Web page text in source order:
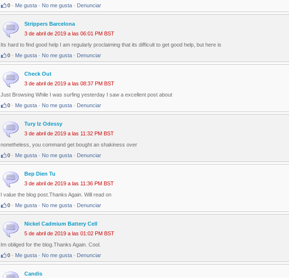
0 · Me gusta · No me gusta · Denunciar
Strippers Barcelona
3 de abril de 2019 a las 06:01 PM BST
Its hard to find good help I am regularly proclaiming that its difficult to get good help, but here is
0 · Me gusta · No me gusta · Denunciar
Check Out
3 de abril de 2019 a las 08:37 PM BST
Just Browsing While I was surfing yesterday I saw a excellent post about
0 · Me gusta · No me gusta · Denunciar
Tury Iz Odessy
3 de abril de 2019 a las 11:32 PM BST
nonetheless, you command get bought an shakiness over
0 · Me gusta · No me gusta · Denunciar
Bep Dien Tu
3 de abril de 2019 a las 11:36 PM BST
I value the blog post.Thanks Again. Will read on
0 · Me gusta · No me gusta · Denunciar
Nickel Cadmium Battery Cell
5 de abril de 2019 a las 01:02 PM BST
Im obliged for the blog.Thanks Again. Cool.
0 · Me gusta · No me gusta · Denunciar
Candis